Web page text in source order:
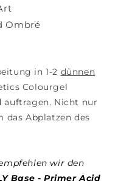
Ombré
in 1-2 dünnen
Colourgel
auftragen. Nicht nur
das Abplatzen des
wir den
Base - Primer Acid